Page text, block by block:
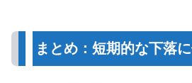
まとめ：短期的な下落